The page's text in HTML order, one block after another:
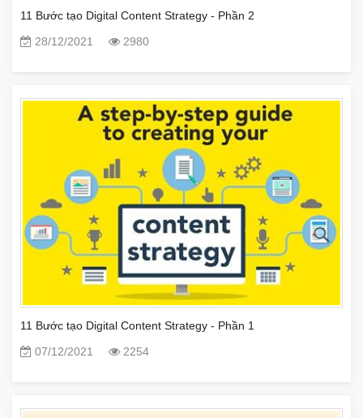
11 Bước tạo Digital Content Strategy - Phần 2
28/12/2021
2980
11 Bước tạo Digital Content Strategy - Phần 1
07/12/2021
2254